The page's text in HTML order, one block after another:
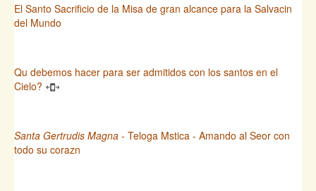
El Santo Sacrificio de la Misa de gran alcance para la Salvacin
del Mundo
Qu debemos hacer para ser admitidos con los santos en el
Cielo?
Santa Gertrudis Magna - Teloga Mstica - Amando al Seor con
todo su corazn